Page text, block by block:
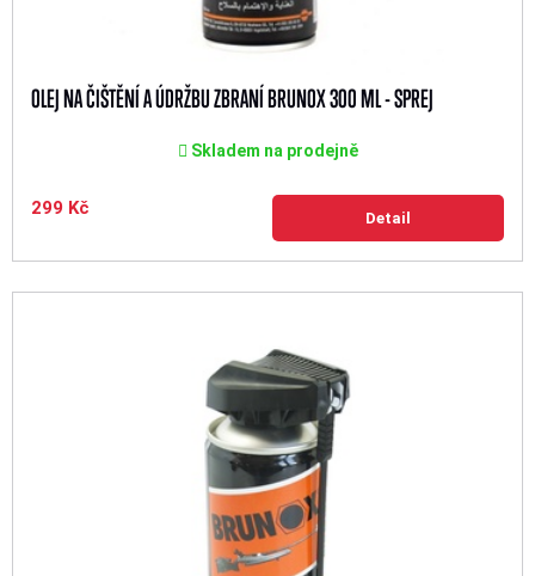
OLEJ NA ČIŠTĚNÍ A ÚDRŽBU ZBRANÍ BRUNOX 300 ML - SPREJ
Skladem na prodejně
299 Kč Detail